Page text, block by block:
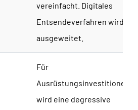
vereinfacht. Digitales
Entsendeverfahren wird
ausgeweitet.
Für
Ausrüstungsinvestitionen
wird eine degressive